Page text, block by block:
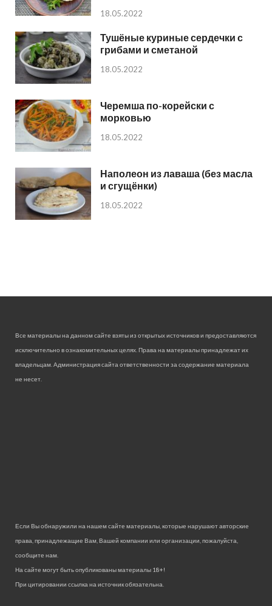
18.05.2022
Тушёные куриные сердечки с
грибами и сметаной
18.05.2022
Черемша по-корейски с
морковью
18.05.2022
Наполеон из лаваша (без масла
и сгущёнки)
18.05.2022
Все материалы на данном сайте взяты из открытых источников и предоставляются
исключительно в ознакомительных целях. Права на материалы принадлежат их
владельцам. Администрация сайта ответственности за содержание материала
не несет.
Если Вы обнаружили на нашем сайте материалы, которые нарушают авторские
права, принадлежащие Вам, Вашей компании или организации, пожалуйста,
сообщите нам.
На сайте могут быть опубликованы материалы 18+!
При цитировании ссылка на источник обязательна.